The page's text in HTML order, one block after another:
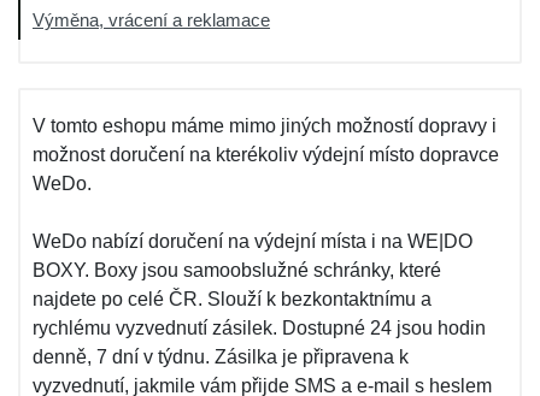
Výměna, vrácení a reklamace
V tomto eshopu máme mimo jiných možností dopravy i
možnost doručení na kterékoliv výdejní místo dopravce
WeDo.
WeDo nabízí doručení na výdejní místa i na WE|DO
BOXY. Boxy jsou samoobslužné schránky, které
najdete po celé ČR. Slouží k bezkontaktnímu a
rychlému vyzvednutí zásilek. Dostupné 24 jsou hodin
denně, 7 dní v týdnu. Zásilka je připravena k
vyzvednutí, jakmile vám přijde SMS a e-mail s heslem